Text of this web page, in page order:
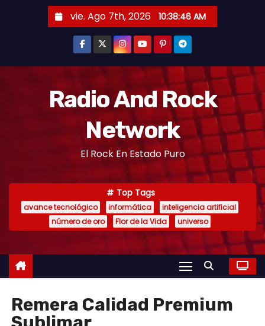
vie. Ago 7th, 2026 10:38:47 AM
Radio And Rock
Network
El Rock En Estado Puro
Top Tags
avance tecnológico informática
inteligencia artificial
número de oro
Flor de la Vida universo
Remera Calidad Premium